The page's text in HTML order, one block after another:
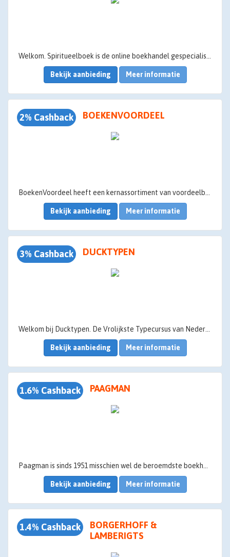
Bekijk aanbieding Meer informatie
2% Cashback BOEKENVOORDEEL
Bekijk aanbieding Meer informatie
3% Cashback DUCKTYPEN
Bekijk aanbieding Meer informatie
1.6% Cashback PAAGMAN
Bekijk aanbieding Meer informatie
1.4% Cashback
BORGERHOFF &
LAMBERIGTS